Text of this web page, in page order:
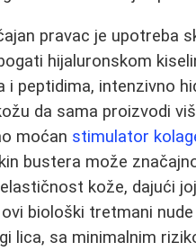
pravac je upotreba
hijaluronskom
i peptidima, intenzivno
da sama proizvodi
moćan stimulator
bustera može
kože, dajući
ovi biološki tretmani
lica, sa minimalnim